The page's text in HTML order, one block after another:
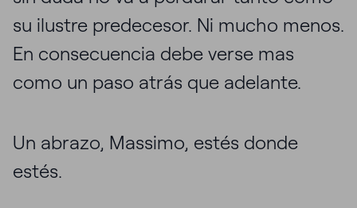
su ilustre predecesor. Ni mucho menos.
En consecuencia debe verse mas
como un paso atrás que adelante.
Un abrazo, Massimo, estés donde
estés.